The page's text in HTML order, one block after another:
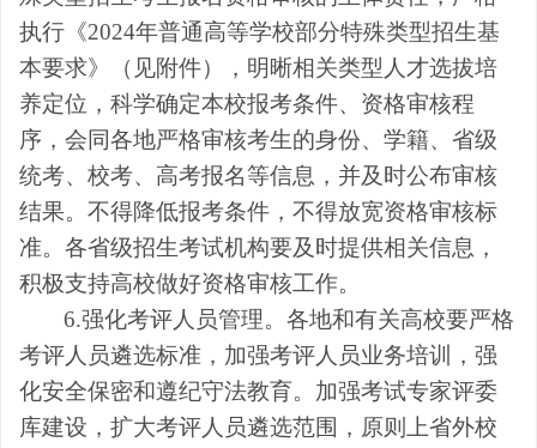
执行《2024年普通高等学校部分特殊类型招生基
本要求》（见附件），明晰相关类型人才选拔培
养定位，科学确定本校报考条件、资格审核程
序，会同各地严格审核考生的身份、学籍、省级
统考、校考、高考报名等信息，并及时公布审核
结果。不得降低报考条件，不得放宽资格审核标
准。各省级招生考试机构要及时提供相关信息，
积极支持高校做好资格审核工作。
6.强化考评人员管理。各地和有关高校要严格
考评人员遴选标准，加强考评人员业务培训，强
化安全保密和遵纪守法教育。加强考试专家评委
库建设，扩大考评人员遴选范围，原则上省外校